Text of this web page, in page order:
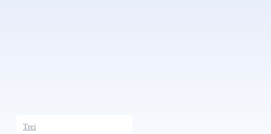
întrebări în legătură cu toate rudele ciudate pe care le-au
Trei